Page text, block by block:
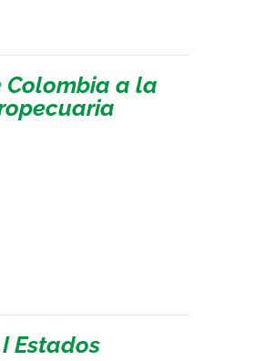
Colombia a la
Estados